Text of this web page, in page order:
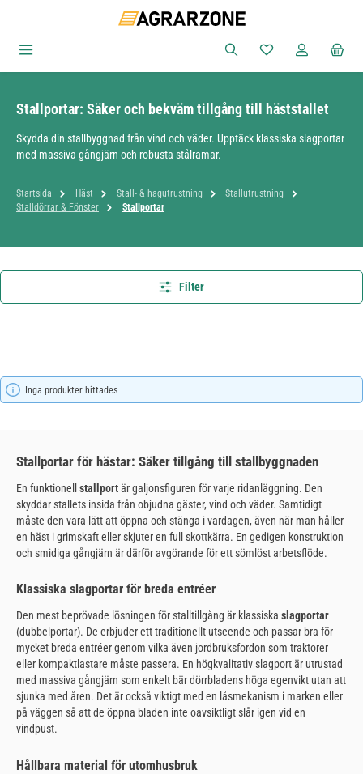
Du har 0 objekt i
Stallportar: Säker och bekväm tillgång till häststallet
Skydda din stallbyggnad från vind och väder. Upptäck klassiska slagportar
med massiva gångjärn och robusta stålramar.
Startsida Häst Stall- & hagutrustning
Stallutrustning
Stalldörrar & Fönster
Stallportar
Filter
Inga produkter hittades
Stallportar för hästar: Säker tillgång till stallbyggnaden
En funktionell stallportär galjonsfiguren för varje ridanläggning. Den
skyddar stallets insida från objudna gäster, vind och väder. Samtidigt
måste den vara lätt att öppna och stänga i vardagen, även när man håller
en häst i grimskaft eller skjuter en full skottkärra. En gedigen konstruktion
och smidiga gångjärn är därför avgörande för ett sömlöst arbetsflöde.
Klassiska slagportar för breda entréer
Den mest beprövade lösningen för stalltillgång är klassiska slagportar
(dubbelportar). De erbjuder ett traditionellt utseende och passar bra för
mycket breda entréer genom vilka även jordbruksfordon som traktorer
eller kompaktlastare måste passera. En högkvalitativ slagport är utrustad
med massiva gångjärn som enkelt bär dörrbladens höga egenvikt utan att
sjunka med åren. Det är också viktigt med en låsmekanism i marken eller
på väggen så att de öppna bladen inte oavsiktligt slår igen vid en
vindpust.
Hållbara material för utomhusbruk